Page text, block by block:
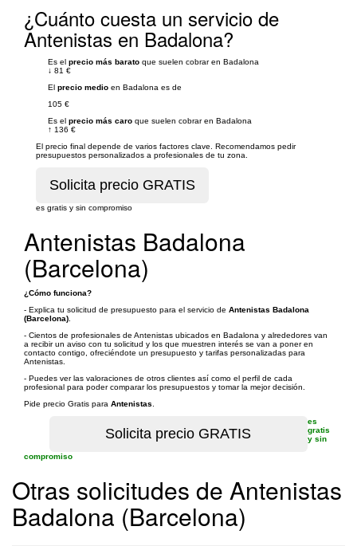
¿Cuánto cuesta un servicio de
Antenistas en Badalona?
Es el precio más barato que suelen cobrar en Badalona
↓ 81 €
El precio medio en Badalona es de
105 €
Es el precio más caro que suelen cobrar en Badalona
↑ 136 €
El precio final depende de varios factores clave. Recomendamos pedir
presupuestos personalizados a profesionales de tu zona.
es gratis y sin compromiso
Antenistas Badalona
(Barcelona)
¿Cómo funciona?
- Explica tu solicitud de presupuesto para el servicio de Antenistas Badalona
(Barcelona)
- Cientos de profesionales de Antenistas ubicados en Badalona y alrededores van
a recibir un aviso con tu solicitud y los que muestren interés se van a poner en
contacto contigo, ofreciéndote un presupuesto y tarifas personalizadas para
Antenistas.
- Puedes ver las valoraciones de otros clientes así como el perfil de cada
profesional para poder comparar los presupuestos y tomar la mejor decisión.
Pide precio Gratis para Antenistas
es
gratis
y sin
compromiso
Otras solicitudes de Antenistas
Badalona (Barcelona)